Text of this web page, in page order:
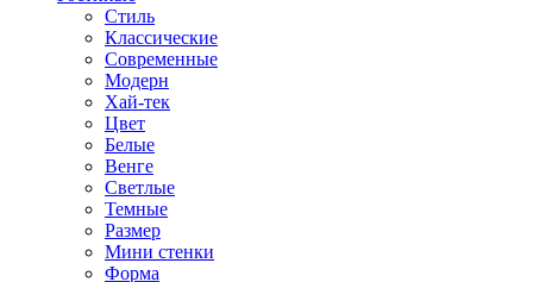
Стиль
Классические
Современные
Модерн
Хай-тек
Цвет
Белые
Венге
Светлые
Темные
Размер
Мини стенки
Форма